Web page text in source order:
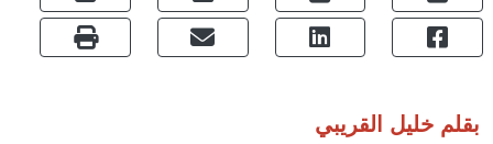
بقلم خليل القريبي